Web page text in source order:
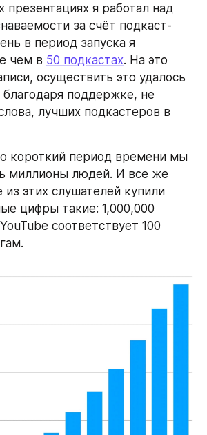
презентациях я работал над
за счёт подкаст-
в период запуска я
чем в 50 подкастах. На это
осуществить это удалось
поддержке, не
лучших подкастеров в
короткий период времени мы
миллионы людей. И все же
из этих слушателей купили
цифры такие: 1,000,000
соответствует 100